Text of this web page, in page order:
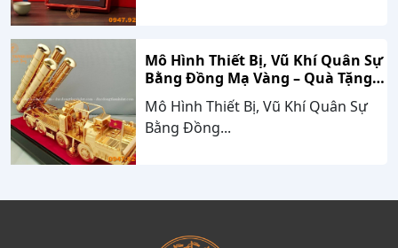
Mô Hình Thiết Bị, Vũ Khí Quân Sự
Bằng Đồng Mạ Vàng – Quà Tặng
Cao Cấp Mang Dấu Ấn Sức Mạnh
Và Niềm Tự Hào Dân Tộc
Mô Hình Thiết Bị, Vũ Khí Quân Sự
Bằng Đồng...